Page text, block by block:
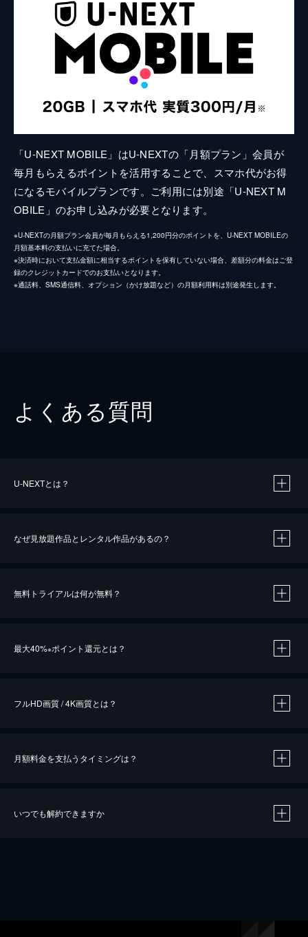
「U-NEXT MOBILE」はU-NEXTの「月額プラン」会員が
毎月もらえるポイントを活用することで、スマホ代がお得
になるモバイルプランです。ご利用には別途「U-NEXT M
OBILE」のお申し込みが必要となります。
※U-NEXTの月額プラン会員が毎月もらえる1,200円分のポイントを、U-NEXT MOBILEの
月額基本料の支払いに充てた場合。
※決済時において支払金額に相当するポイントを保有していない場合、差額分の料金はご登
録のクレジットカードでのお支払いとなります。
※通話料、SMS通信料、オプション（かけ放題など）の月額利用料は別途発生します。
よくある質問
U-NEXTとは？
なぜ見放題作品とレンタル作品があるの？
無料トライアルは何が無料？
最大40%※ポイント還元とは？
※40％ポイント還元の対象は、クレジットカード決済による作品の購入 / レンタルです。
フルHD画質 / 4K画質とは？
月額料金を支払うタイミングは？
いつでも解約できますか